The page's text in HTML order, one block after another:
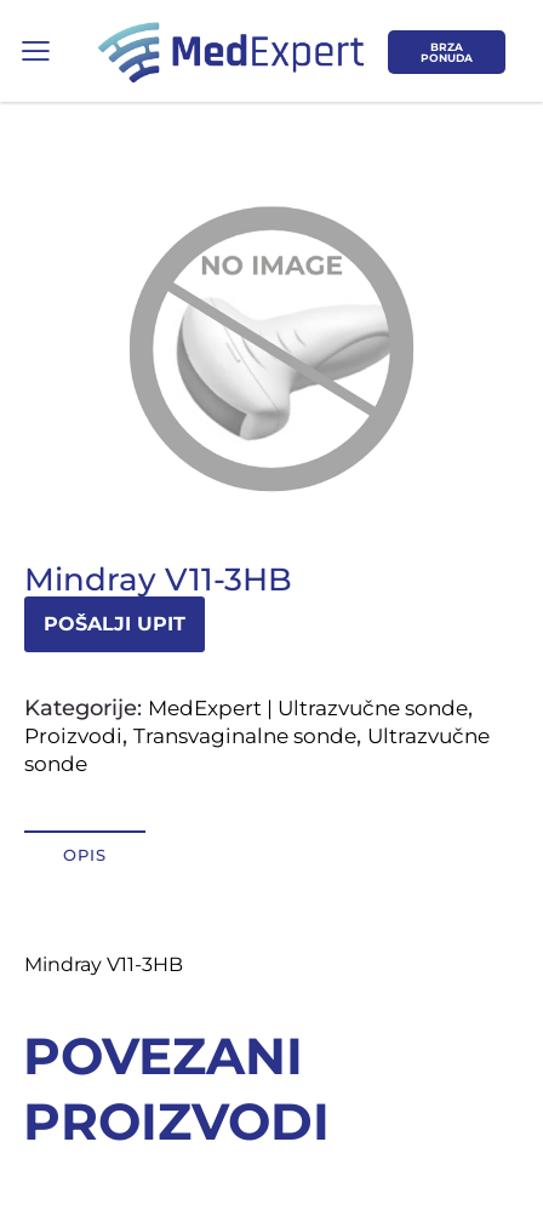
BRZA
PONUDA
Mindray V11-3HB
POŠALJI UPIT
Kategorije: MedExpert | Ultrazvučne sonde,
Proizvodi, Transvaginalne sonde, Ultrazvučne
sonde
OPIS
Mindray V11-3HB
POVEZANI
PROIZVODI
Koje područje opreme Vas zanima?
RTG, DENZITOMETAR, MAMOGRAF, I
OSTALI UREĐAJI I OPREMA
POTROŠNI MATERIJAL
DALJE